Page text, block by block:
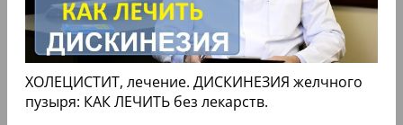
ХОЛЕЦИСТИТ, лечение. ДИСКИНЕЗИЯ желчного
пузыря: КАК ЛЕЧИТЬ без лекарств.